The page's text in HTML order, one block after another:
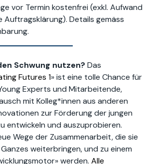
vor Termin kostenfrei (exkl. Aufwand
Details gemäss
Schwung nutzen? Das
Futures 1» ist eine tolle Chance für
Experts und Mitarbeitende,
mit Kolleg*innen aus anderen
zur Förderung der jungen
entwickeln und auszuprobieren.
Wege der Zusammenarbeit, die sie
weiterbringen, und zu einem
werden. Alle